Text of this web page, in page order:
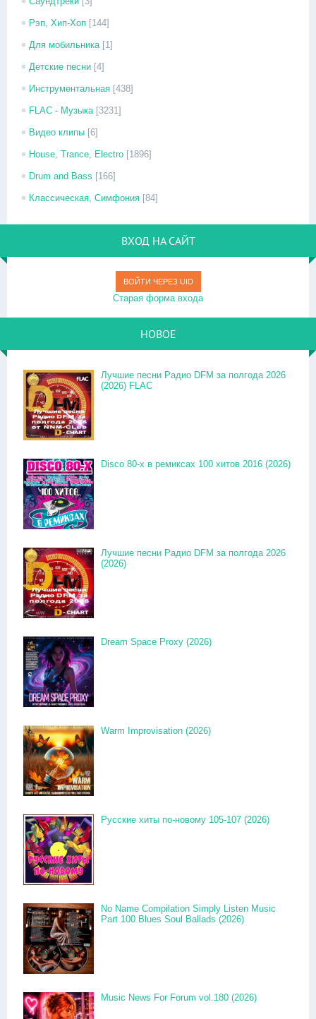
Рэп, Хип-Хоп [144]
Для мобильника [1]
Детские песни [4]
Инструментальная [438]
FLAC - Музыка [3231]
Видео клипы [6]
House, Trance, Electro [1896]
Drum and Bass [166]
Классическая, Симфония [84]
ВХОД НА САЙТ
ВОЙТИ ЧЕРЕЗ UID
Старая форма входа
НОВОЕ
Лучшие песни Радио DFM за полгода 2026
(2026) FLAC
Disco 80-x в ремиксах 100 хитов 2016 (2026)
Лучшие песни Радио DFM за полгода 2026
(2026)
Dream Space Proxy (2026)
Warm Improvisation (2026)
Русские хиты по-новому 105-107 (2026)
No Name Compilation Simply Listen Music
Part 100 Blues Soul Ballads (2026)
Music News For Forum vol.180 (2026)